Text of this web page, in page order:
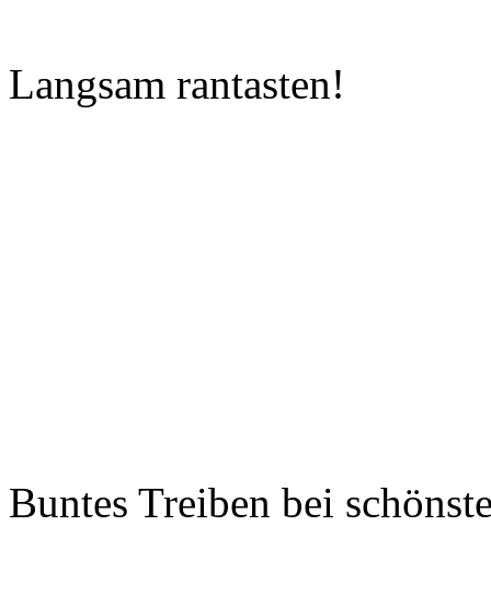
Langsam rantasten!
Buntes Treiben bei